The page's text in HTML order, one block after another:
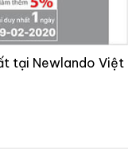
tại Newlando Việt